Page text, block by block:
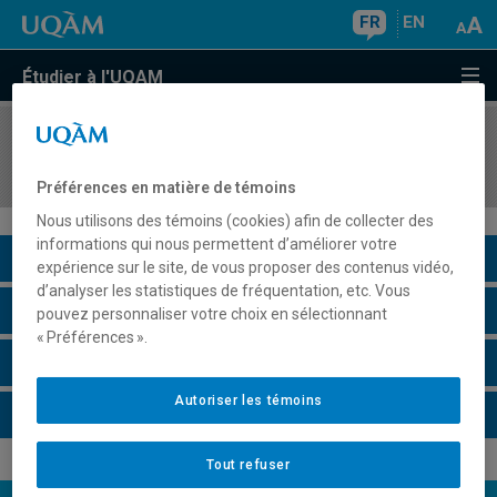
FR EN
Étudier à l'UQAM
COURS//
Description du cours
Horaire - Été 2026
Préférences en matière de témoins
Nous utilisons des témoins (cookies) afin de collecter des
informations qui nous permettent d’améliorer votre
expérience sur le site, de vous proposer des contenus vidéo,
d’analyser les statistiques de fréquentation, etc. Vous
pouvez personnaliser votre choix en sélectionnant
« Préférences ».
Tout refuser
Autoriser les témoins